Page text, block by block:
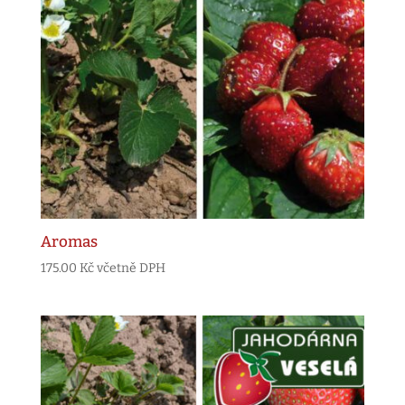
Aromas
175.00 Kčvčetně DPH